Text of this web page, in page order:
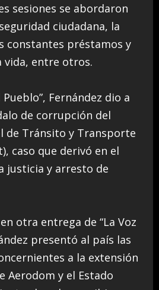
sesiones se abordaron
ciudadana, la
constantes préstamos y
vida, entre otros.
Pueblo”, Fernández dio a
de corrupción del
de Tránsito y Transporte
caso que derivó en el
justicia y arresto de
otra entrega de “La Voz
presentó al país las
a la extensión
Aerodom y el Estado